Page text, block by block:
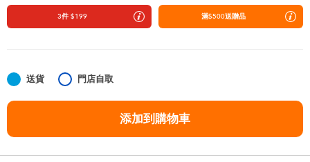
嬰兒及學前玩具
盲盒
3件 $199 滿$500送贈品
送貨 門店自取
添加到購物車